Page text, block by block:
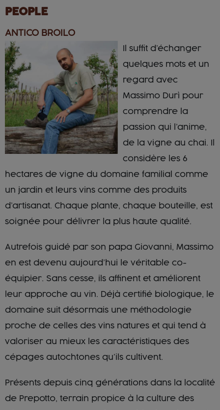
PEOPLE
ANTICO BROILO
Il suffit d’échanger
quelques mots et un
regard avec
Massimo Durì pour
comprendre la
passion qui l’anime,
de la vigne au chai. Il
considère les 6
hectares de vigne du domaine familial comme
un jardin et leurs vins comme des produits
d’artisanat. Chaque plante, chaque bouteille, est
soignée pour délivrer la plus haute qualité.
Autrefois guidé par son papa Giovanni, Massimo
en est devenu aujourd’hui le véritable co-
équipier. Sans cesse, ils affinent et améliorent
leur approche au vin. Déjà certifié biologique, le
domaine suit désormais une méthodologie
proche de celles des vins natures et qui tend à
valoriser au mieux les caractéristiques des
cépages autochtones qu’ils cultivent.
Présents depuis cinq générations dans la localité
de Prepotto, terrain propice à la culture des